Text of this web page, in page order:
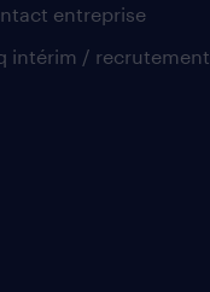
entreprise
intérim / recrutement